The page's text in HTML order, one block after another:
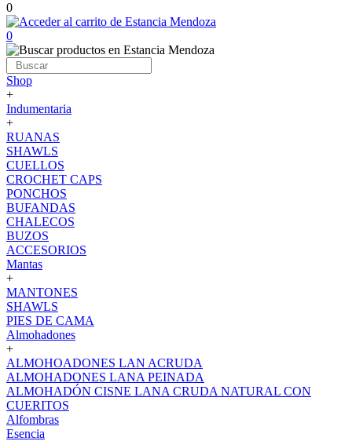
0
0
Shop
+
Indumentaria
+
RUANAS
SHAWLS
CUELLOS
CROCHET CAPS
PONCHOS
BUFANDAS
CHALECOS
BUZOS
ACCESORIOS
Mantas
+
MANTONES
SHAWLS
PIES DE CAMA
Almohadones
+
ALMOHOADONES LAN ACRUDA
ALMOHADONES LANA PEINADA
ALMOHADÓN CISNE LANA CRUDA NATURAL CON
CUERITOS
Alfombras
Esencia